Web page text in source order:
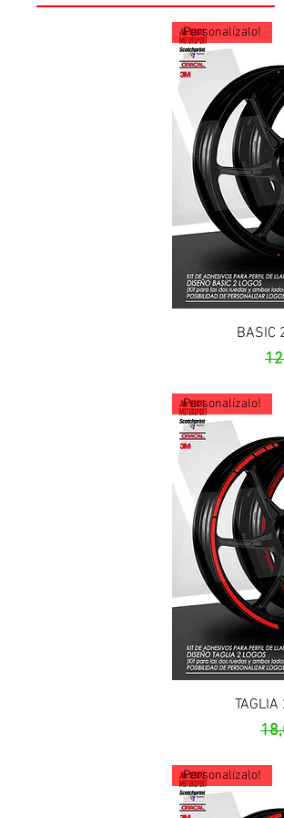
Personalízalo!
BASIC
Personalízalo!
TAGLIA
Personalízalo!